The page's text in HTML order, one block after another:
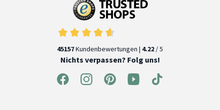
45157Kundenbewertungen | 4.22 / 5
Nichts verpassen? Folg uns!